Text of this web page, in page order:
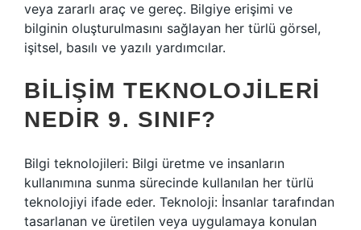
veya zararlı araç ve gereç. Bilgiye erişimi ve
bilginin oluşturulmasını sağlayan her türlü görsel,
işitsel, basılı ve yazılı yardımcılar.
BILIŞIM TEKNOLOJILERI
NEDIR 9. SINIF?
Bilgi teknolojileri: Bilgi üretme ve insanların
kullanımına sunma sürecinde kullanılan her türlü
teknolojiyi ifade eder. Teknoloji: İnsanlar tarafından
tasarlanan ve üretilen veya uygulamaya konulan